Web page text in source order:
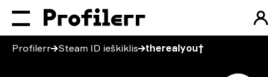
Profilerr Steam ID ieškiklis therealyou†